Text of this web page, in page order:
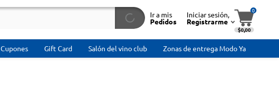
Ir a mis
Pedidos
Iniciar sesión,
Registrarme
0
$0,00
Cupones Gift Card Salón del vino club Zonas de entrega Modo Ya